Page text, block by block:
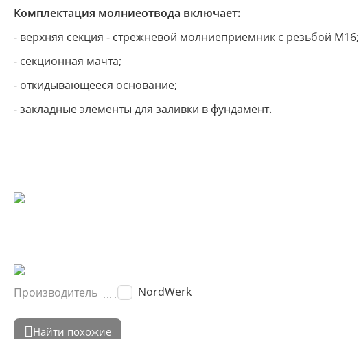
Комплектация молниеотвода включает:
- верхняя секция - стрежневой молниеприемник с резьбой М16;
- секционная мачта;
- откидывающееся основание;
- закладные элементы для заливки в фундамент.
Производитель NordWerk
Найти похожие